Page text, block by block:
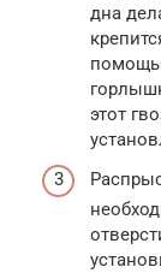
дна
этот